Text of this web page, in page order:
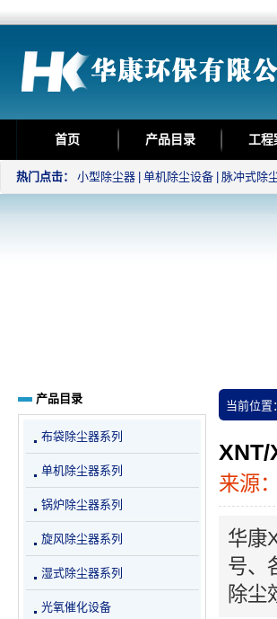
首页 产品目录 工程
热门点击： 小型除尘器 单机除尘设备 脉冲式除
当前位置：
XNT/
来源：
华康
号、
除尘
产品目录
布袋除尘器系列
单机除尘器系列
锅炉除尘器系列
旋风除尘器系列
湿式除尘器系列
光氧催化设备